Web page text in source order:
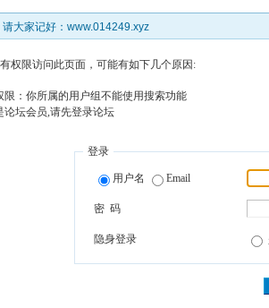
请大家记好：www.014249.xyz
权限访问此页面，可能有如下几个原因:
限：你所属的用户组不能使用搜索功能
论坛会员,请先登录论坛
登录
用户名 Email
密 码
隐身登录